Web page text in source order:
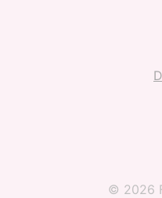
© 2026